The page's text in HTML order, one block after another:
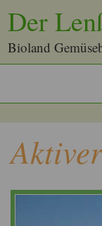
Der
Bioland